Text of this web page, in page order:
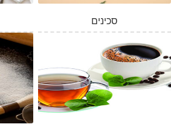
סכינים